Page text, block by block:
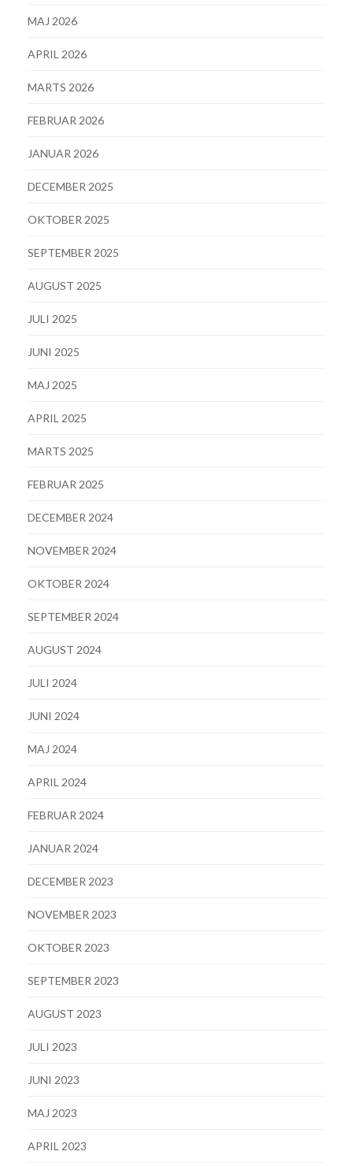
MAJ 2026
APRIL 2026
MARTS 2026
FEBRUAR 2026
JANUAR 2026
DECEMBER 2025
OKTOBER 2025
SEPTEMBER 2025
AUGUST 2025
JULI 2025
JUNI 2025
MAJ 2025
APRIL 2025
MARTS 2025
FEBRUAR 2025
DECEMBER 2024
NOVEMBER 2024
OKTOBER 2024
SEPTEMBER 2024
AUGUST 2024
JULI 2024
JUNI 2024
MAJ 2024
APRIL 2024
FEBRUAR 2024
JANUAR 2024
DECEMBER 2023
NOVEMBER 2023
OKTOBER 2023
SEPTEMBER 2023
AUGUST 2023
JULI 2023
JUNI 2023
MAJ 2023
APRIL 2023